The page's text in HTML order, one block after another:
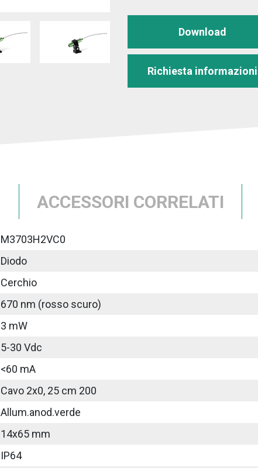
Download
Richiesta informazioni
ACCESSORI CORRELATI
M3703H2VC0
Diodo
Cerchio
670 nm (rosso scuro)
3 mW
5-30 Vdc
<60 mA
Cavo 2x0, 25 cm 200
Allum.anod.verde
14x65 mm
IP64